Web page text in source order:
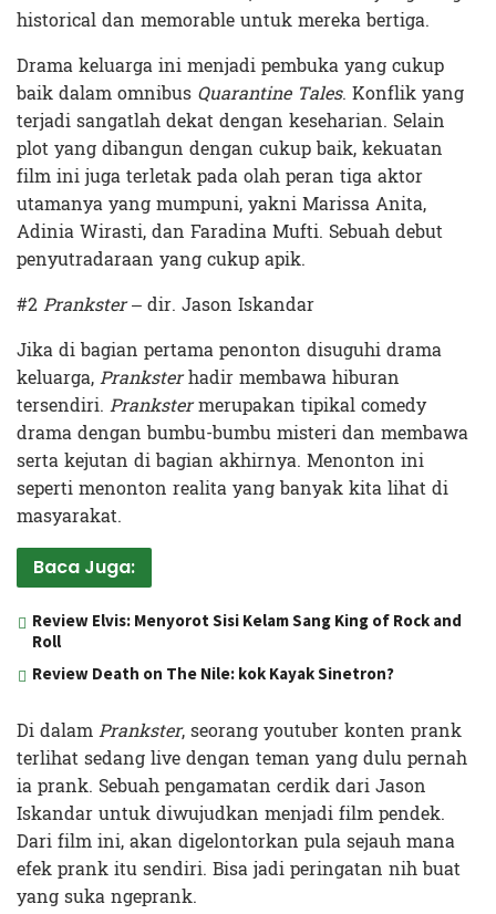
historical dan memorable untuk mereka bertiga.
Drama keluarga ini menjadi pembuka yang cukup
baik dalam omnibus Quarantine Tales. Konflik yang
terjadi sangatlah dekat dengan keseharian. Selain
plot yang dibangun dengan cukup baik, kekuatan
film ini juga terletak pada olah peran tiga aktor
utamanya yang mumpuni, yakni Marissa Anita,
Adinia Wirasti, dan Faradina Mufti. Sebuah debut
penyutradaraan yang cukup apik.
#2Prankster– dir. Jason Iskandar
Jika di bagian pertama penonton disuguhi drama
keluarga,Pranksterhadir membawa hiburan
tersendiri. Prankstermerupakan tipikal comedy
drama dengan bumbu-bumbu misteri dan membawa
serta kejutan di bagian akhirnya. Menonton ini
seperti menonton realita yang banyak kita lihat di
masyarakat.
Baca Juga:
Review Elvis: Menyorot Sisi Kelam Sang King of Rock and
Roll
Review Death on The Nile: kok Kayak Sinetron?
Di dalamPrankster, seorang youtuber konten prank
terlihat sedang live dengan teman yang dulu pernah
ia prank. Sebuah pengamatan cerdik dari Jason
Iskandar untuk diwujudkan menjadi film pendek.
Dari film ini, akan digelontorkan pula sejauh mana
efek prank itu sendiri. Bisa jadi peringatan nih buat
yang suka ngeprank.